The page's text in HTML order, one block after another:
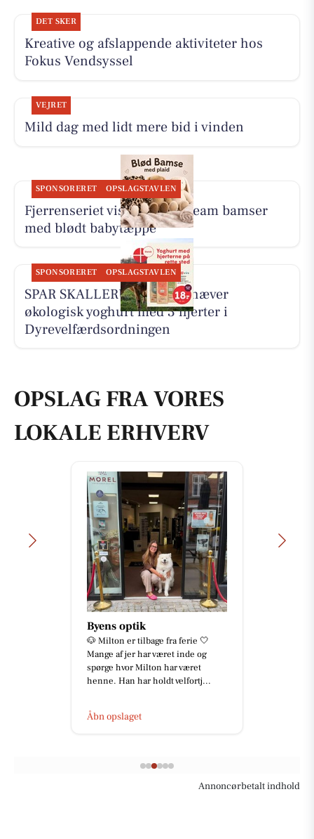
DET SKER
Kreative og afslappende aktiviteter hos
Fokus Vendsyssel
VEJRET
Mild dag med lidt mere bid i vinden
SPONSORERET OPSLAGSTAVLEN
Fjerrenseriet viser Dream Team bamser
med blødt babytæppe
SPONSORERET OPSLAGSTAVLEN
SPAR SKALLERUP A/S fremhæver
økologisk yoghurt med 3 hjerter i
Dyrevelfærdsordningen
OPSLAG FRA VORES
LOKALE ERHVERV
SPAR SKALLERUP A/S
Dansk økologi, når det er bedst! 🥣
🇩🇰 Grøn Balance og Øllingegaard
økologisk yoghurt er mærket med
3 hjerter i statens Dy...
Åbn opslaget
Annoncørbetalt indhold